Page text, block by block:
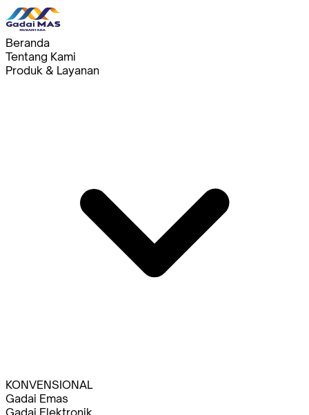
Beranda
Tentang Kami
Produk & Layanan
KONVENSIONAL
Gadai Emas
Gadai Elektronik